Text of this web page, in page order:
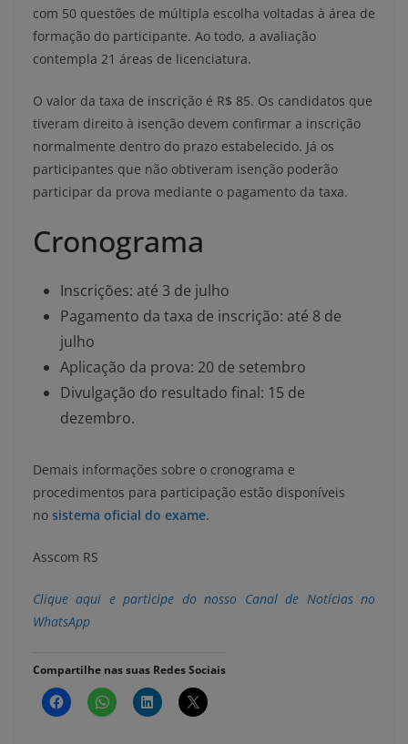
com 50 questões de múltipla escolha voltadas à área de
formação do participante. Ao todo, a avaliação
contempla 21 áreas de licenciatura.
O valor da taxa de inscrição é R$ 85. Os candidatos que
tiveram direito à isenção devem confirmar a inscrição
normalmente dentro do prazo estabelecido. Já os
participantes que não obtiveram isenção poderão
participar da prova mediante o pagamento da taxa.
Cronograma
Inscrições: até 3 de julho
Pagamento da taxa de inscrição: até 8 de
julho
Aplicação da prova: 20 de setembro
Divulgação do resultado final: 15 de
dezembro.
Demais informações sobre o cronograma e
procedimentos para participação estão disponíveis
no sistema oficial do exame.
Asscom RS
Clique aqui e participe do nosso Canal de Notícias no
WhatsApp
Compartilhe nas suas Redes Sociais